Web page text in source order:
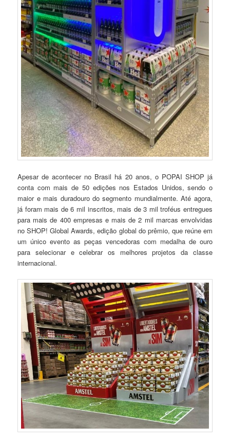
Apesar de acontecer no Brasil há 20 anos, o POPAI SHOP já
conta com mais de 50 edições nos Estados Unidos, sendo o
maior e mais duradouro do segmento mundialmente. Até agora,
já foram mais de 6 mil inscritos, mais de 3 mil troféus entregues
para mais de 400 empresas e mais de 2 mil marcas envolvidas
no SHOP! Global Awards, edição global do prêmio, que reúne em
um único evento as peças vencedoras com medalha de ouro
para selecionar e celebrar os melhores projetos da classe
internacional.